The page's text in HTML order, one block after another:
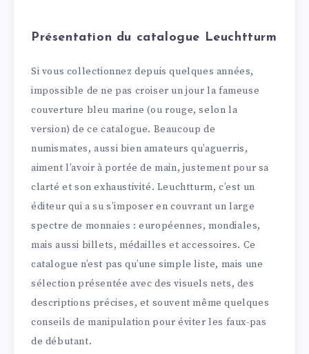
Présentation du catalogue Leuchtturm
Si vous collectionnez depuis quelques années,
impossible de ne pas croiser un jour la fameuse
couverture bleu marine (ou rouge, selon la
version) de ce catalogue. Beaucoup de
numismates, aussi bien amateurs qu’aguerris,
aiment l’avoir à portée de main, justement pour sa
clarté et son exhaustivité. Leuchtturm, c’est un
éditeur qui a su s’imposer en couvrant un large
spectre de monnaies : européennes, mondiales,
mais aussi billets, médailles et accessoires. Ce
catalogue n’est pas qu’une simple liste, mais une
sélection présentée avec des visuels nets, des
descriptions précises, et souvent même quelques
conseils de manipulation pour éviter les faux-pas
de débutant.